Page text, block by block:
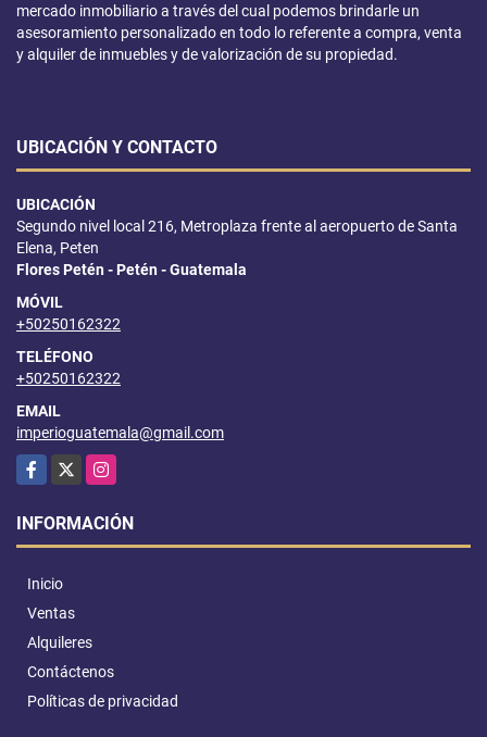
mercado inmobiliario a través del cual podemos brindarle un
asesoramiento personalizado en todo lo referente a compra, venta
y alquiler de inmuebles y de valorización de su propiedad.
UBICACIÓN Y CONTACTO
UBICACIÓN
Segundo nivel local 216, Metroplaza frente al aeropuerto de Santa
Elena, Peten
Flores Petén - Petén - Guatemala
MÓVIL
+50250162322
TELÉFONO
+50250162322
EMAIL
imperioguatemala@gmail.com
Facebook
X Instagram
INFORMACIÓN
Inicio
Ventas
Alquileres
Contáctenos
Políticas de privacidad